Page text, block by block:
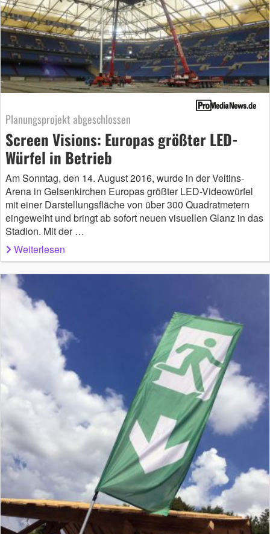
Planungsprojekt abgeschlossen
Screen Visions: Europas größter LED-
Würfel in Betrieb
Am Sonntag, den 14. August 2016, wurde in der Veltins-
Arena in Gelsenkirchen Europas größter LED-Videowürfel
mit einer Darstellungsfläche von über 300 Quadratmetern
eingeweiht und bringt ab sofort neuen visuellen Glanz in das
Stadion. Mit der …
Weiterlesen